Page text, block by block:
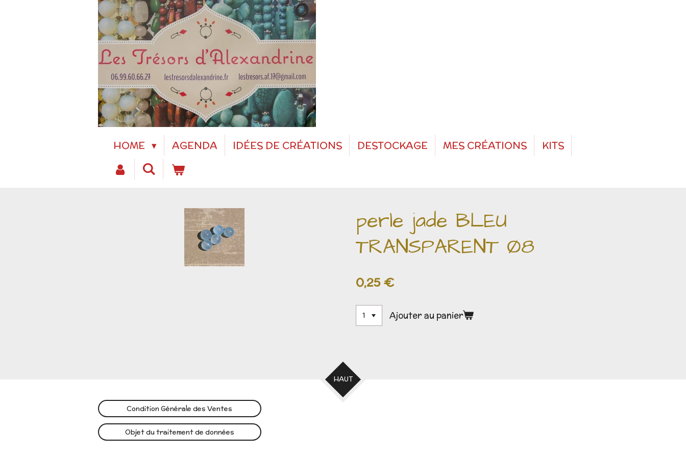
HOME AGENDA IDÉES DE CRÉATIONS DESTOCKAGE MES CRÉATIONS KITS
perle jade BLEU
TRANSPARENT Ø8
0,25 €
Ajouter au panier
HAUT
Condition Générale des Ventes
Objet du traitement de données